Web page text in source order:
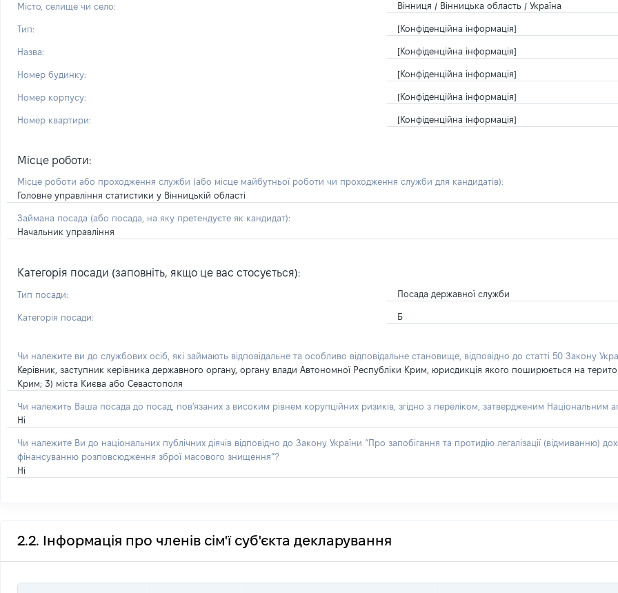
Місто, селище чи село: Вінниця / Вінницька область / Україна
Тип: [Конфіденційна інформація]
Назва: [Конфіденційна інформація]
Номер будинку: [Конфіденційна інформація]
Номер корпусу: [Конфіденційна інформація]
Номер квартири: [Конфіденційна інформація]
Місце роботи:
Місце роботи або проходження служби (або місце майбутньої роботи чи проходження служби для кандидатів):
Головне управління статистики у Вінницькій області
Займана посада (або посада, на яку претендуєте як кандидат):
Начальник управління
Категорія посади (заповніть, якщо це вас стосується):
Тип посади: Посада державної служби
Категорія посади: Б
Чи належите ви до службових осіб, які займають відповідальне та особливо відповідальне становище, відповідно до статті 50 Закону
Керівник, заступник керівника державного органу, органу влади Автономної Республіки Крим, юрисдикція якого поширюється на
Крим; 3) міста Києва або Севастополя
Чи належить Ваша посада до посад, пов'язаних з високим рівнем корупційних ризиків, згідно з переліком, затвердженим Національним
Ні
Чи належите Ви до національних публічних діячів відповідно до Закону України “Про запобігання та протидію легалізації
фінансуванню розповсюдження зброї масового знищення”?
Ні
2.2. Інформація про членів сім'ї суб'єкта декларування